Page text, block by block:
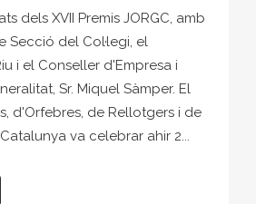
dels XVII Premis JORGC, amb
Secció del Col·legi, el
i el Conseller d'Empresa i
Sr. Miquel Sàmper. El
d'Orfebres, de Rellotgers i de
va celebrar ahir 2...